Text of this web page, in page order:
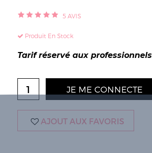
5 AVIS
Produit En Stock
Tarif réservé aux professionnels
JE ME CONNECTE
AJOUT AUX FAVORIS